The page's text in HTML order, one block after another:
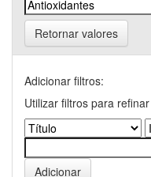
Retornar valores
Adicionar filtros:
Utilizar filtros para